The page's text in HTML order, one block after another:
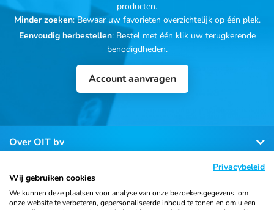
producten.
Minder zoeken: Bewaar uw favorieten overzichtelijk op één plek.
Eenvoudig herbestellen: Bestel met één klik uw terugkerende
benodigdheden.
Account aanvragen
Over OIT bv
Klantenservice
Privacybeleid
Wij gebruiken cookies
We kunnen deze plaatsen voor analyse van onze bezoekersgegevens, om
onze website te verbeteren, gepersonaliseerde inhoud te tonen en om u een